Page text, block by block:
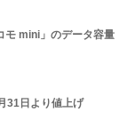
モ mini」のデータ容量
31日より値上げ